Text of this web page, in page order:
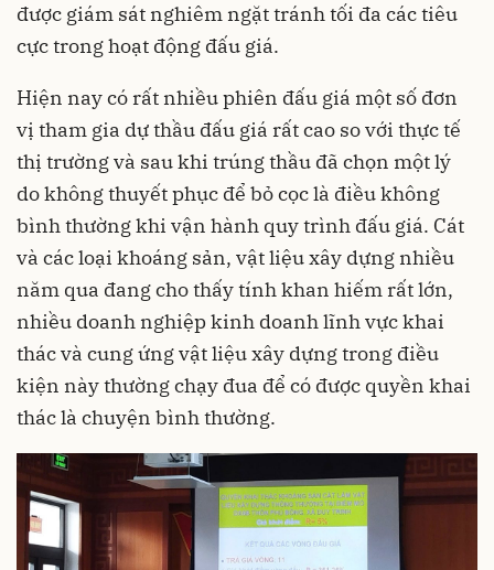
được giám sát nghiêm ngặt tránh tối đa các tiêu
cực trong hoạt động đấu giá.
Hiện nay có rất nhiều phiên đấu giá một số đơn
vị tham gia dự thầu đấu giá rất cao so với thực tế
thị trường và sau khi trúng thầu đã chọn một lý
do không thuyết phục để bỏ cọc là điều không
bình thường khi vận hành quy trình đấu giá. Cát
và các loại khoáng sản, vật liệu xây dựng nhiều
năm qua đang cho thấy tính khan hiếm rất lớn,
nhiều doanh nghiệp kinh doanh lĩnh vực khai
thác và cung ứng vật liệu xây dựng trong điều
kiện này thường chạy đua để có được quyền khai
thác là chuyện bình thường.